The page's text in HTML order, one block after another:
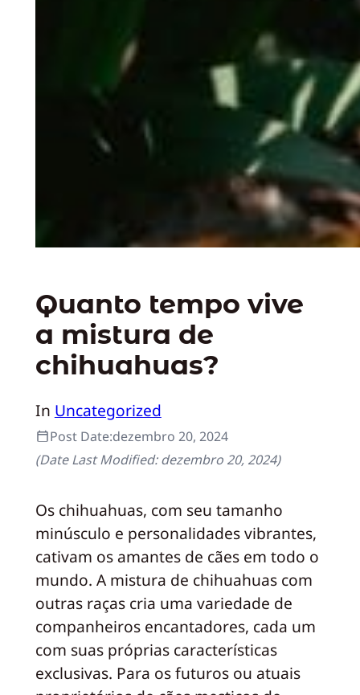
Quanto tempo vive
a mistura de
chihuahuas?
In Uncategorized
Post Date:dezembro 20, 2024
(Date Last Modified:dezembro 20, 2024)
Os chihuahuas, com seu tamanho
minúsculo e personalidades vibrantes,
cativam os amantes de cães em todo o
mundo. A mistura de chihuahuas com
outras raças cria uma variedade de
companheiros encantadores, cada um
com suas próprias características
exclusivas. Para os futuros ou atuais